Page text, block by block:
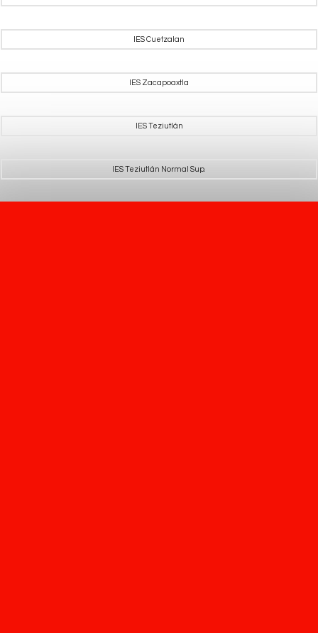
IES Cuetzalan
IES Zacapoaxtla
IES Teziutlán
IES Teziutlán Normal Sup.